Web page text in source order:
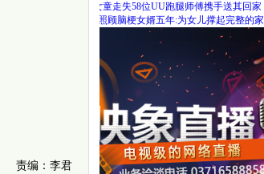
责编：李君
郑州3岁女童走失58位UU跑腿师傅携手送其回家
七旬老人照顾脑梗女婿五年:为女儿撑起完整的家